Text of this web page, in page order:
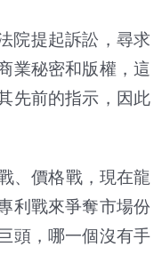
院提起訴訟，尋求
業秘密和版權，這
先前的指示，因此
、價格戰，現在龍
利戰來爭奪市場份
頭，哪一個沒有手